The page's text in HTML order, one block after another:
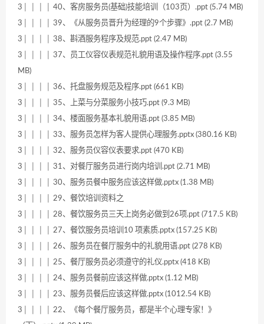
3│ │ │ │ 40、客房服务员(基础)技能培训（103页）.ppt (5.74 MB)
3│ │ │ │ 39、《从服务员晋升为经理的9个步骤》.ppt (2.7 MB)
3│ │ │ │ 38、斟酒服务程序及规范.ppt (2.47 MB)
3│ │ │ │ 37、员工仪容仪表规范礼貌用语及操作程序.ppt (3.55
MB)
3│ │ │ │ 36、托盘服务规范及程序.ppt (661 KB)
3│ │ │ │ 35、上菜与分菜服务小技巧.ppt (9.3 MB)
3│ │ │ │ 34、楼面服务基本礼貌用语.ppt (3.85 MB)
3│ │ │ │ 33、服务员怎样为客人提供心理服务.pptx (380.16 KB)
3│ │ │ │ 32、服务员仪容仪表要求.ppt (470 KB)
3│ │ │ │ 31、对餐厅服务员进行岗内培训.ppt (2.71 MB)
3│ │ │ │ 30、服务员餐中服务应该这样做.pptx (1.38 MB)
3│ │ │ │ 29、餐饮培训资料之
3│ │ │ │ 28、餐饮服务员三天上岗务必做到26项.ppt (717.5 KB)
3│ │ │ │ 27、餐饮服务员培训10 项素质.pptx (157.25 KB)
3│ │ │ │ 26、服务员在餐厅服务中的礼貌用语.ppt (278 KB)
3│ │ │ │ 25、餐厅服务员必须遵守的礼仪.pptx (418 KB)
3│ │ │ │ 24、服务员餐前应该这样做.pptx (1.12 MB)
3│ │ │ │ 23、服务员餐后应该这样做.pptx (1012.54 KB)
3│ │ │ │ 22、《每个餐厅服务员，都是半个心理专家！》